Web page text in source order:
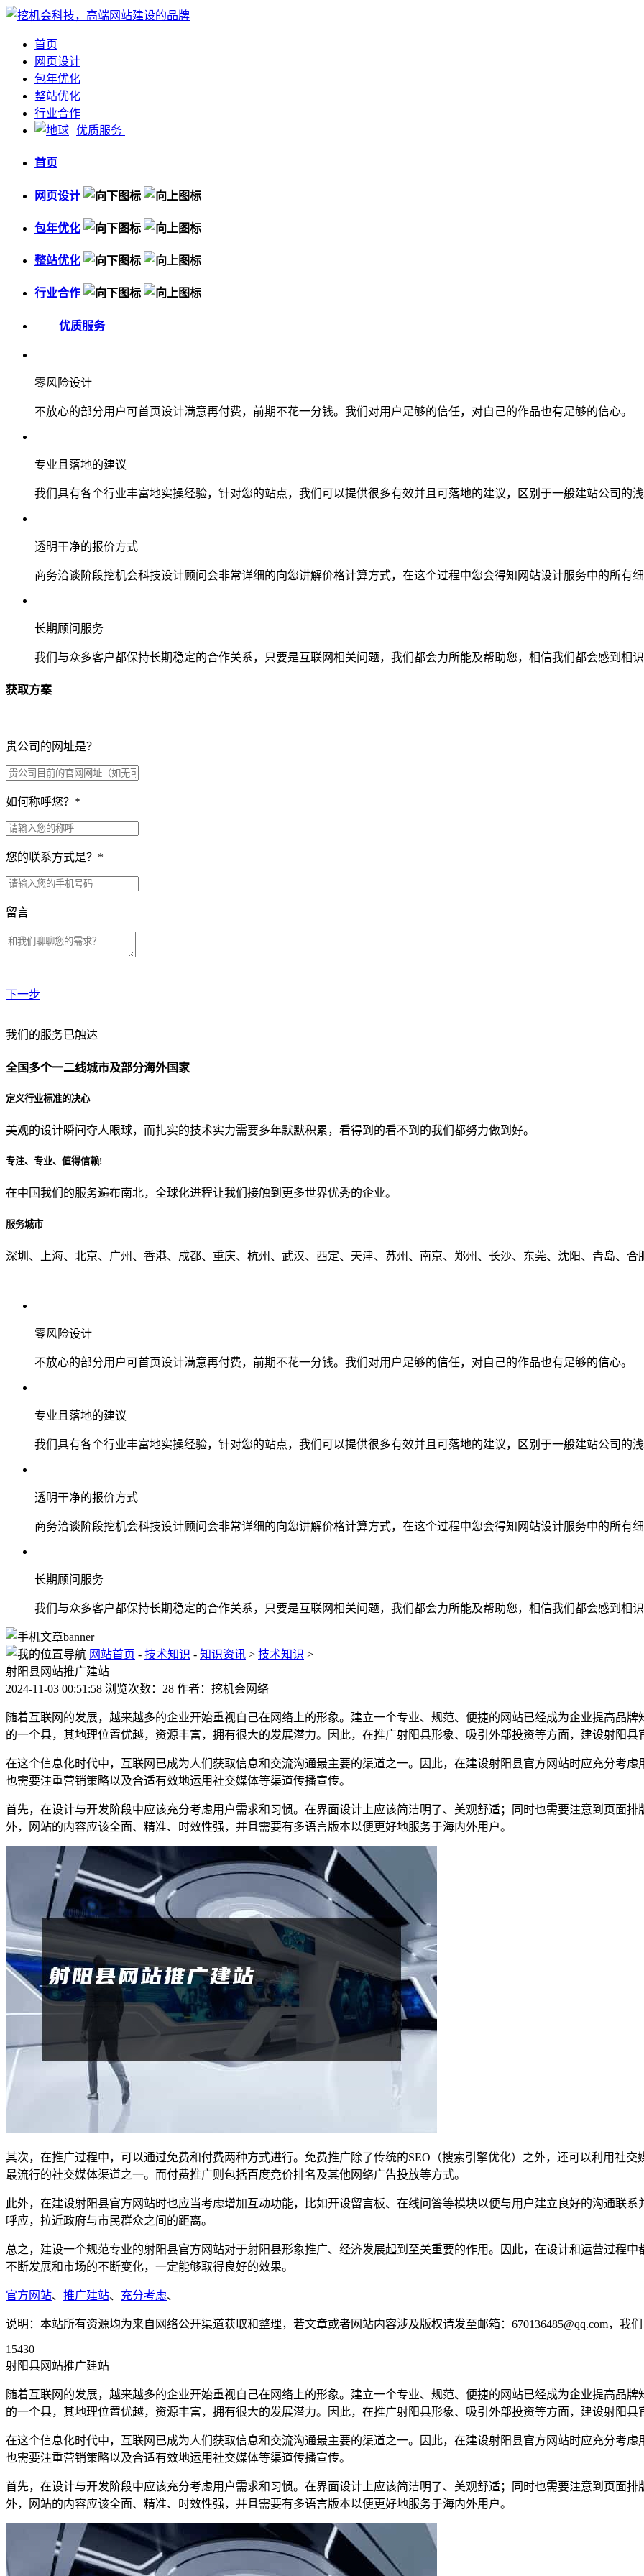
首页
网页设计
包年优化
整站优化
行业合作
优质服务
首页
网页设计
包年优化
整站优化
行业合作
优质服务
零风险设计
不放心的部分用户可首页设计满意再付费，前期不花一分钱。我们对用户足够的信任，对自己的作品也有足够的信心。
专业且落地的建议
我们具有各个行业丰富地实操经验，针对您的站点，我们可以提供很多有效并且可落地的建议，区别于一般建站公司的
透明干净的报价方式
商务洽谈阶段挖机会科技设计顾问会非常详细的向您讲解价格计算方式，在这个过程中您会得知网站设计服务中的所有
长期顾问服务
我们与众多客户都保持长期稳定的合作关系，只要是互联网相关问题，我们都会力所能及帮助您，相信我们都会感到相
获取方案
贵公司的网址是？
如何称呼您？ *
您的联系方式是？ *
留言
下一步
贵公司预算范围是？
贵公司的团队规模是？
从哪里了解到我们？
我们的服务已触达
全国多个一二线城市及部分海外国家
定义行业标准的决心
美观的设计瞬间夺人眼球，而扎实的技术实力需要多年默默积累，看得到的看不到的我们都努力做到好。
专注、专业、值得信赖!
在中国我们的服务遍布南北，全球化进程让我们接触到更多世界优秀的企业。
服务城市
深圳、上海、北京、广州、香港、成都、重庆、杭州、武汉、西定、天津、苏州、南京、郑州、长沙、东莞、沈阳、青岛、合
零风险设计
不放心的部分用户可首页设计满意再付费，前期不花一分钱。我们对用户足够的信任，对自己的作品也有足够的信心。
专业且落地的建议
我们具有各个行业丰富地实操经验，针对您的站点，我们可以提供很多有效并且可落地的建议，区别于一般建站公司的
透明干净的报价方式
商务洽谈阶段挖机会科技设计顾问会非常详细的向您讲解价格计算方式，在这个过程中您会得知网站设计服务中的所有
长期顾问服务
我们与众多客户都保持长期稳定的合作关系，只要是互联网相关问题，我们都会力所能及帮助您，相信我们都会感到相
网站首页 - 技术知识 - 知识资讯 > 技术知识 >
射阳县网站推广建站
2024-11-03 00:51:58 浏览次数：28 作者：挖机会网络
随着互联网的发展，越来越多的企业开始重视自己在网络上的形象。建立一个专业、规范、便捷的网站已经成为企业提高品
的一个县，其地理位置优越，资源丰富，拥有很大的发展潜力。因此，在推广射阳县形象、吸引外部投资等方面，建设射阳县
在这个信息化时代中，互联网已成为人们获取信息和交流沟通最主要的渠道之一。因此，在建设射阳县官方网站时应充分考
也需要注重营销策略以及合适有效地运用社交媒体等渠道传播宣传。
首先，在设计与开发阶段中应该充分考虑用户需求和习惯。在界面设计上应该简洁明了、美观舒适；同时也需要注意到页面
外，网站的内容应该全面、精准、时效性强，并且需要有多语言版本以便更好地服务于海内外用户。
其次，在推广过程中，可以通过免费和付费两种方式进行。免费推广除了传统的SEO（搜索引擎优化）之外，还可以利用社
最流行的社交媒体渠道之一。而付费推广则包括百度竞价排名及其他网络广告投放等方式。
此外，在建设射阳县官方网站时也应当考虑增加互动功能，比如开设留言板、在线问答等模块以便与用户建立良好的沟通联
呼应，拉近政府与市民群众之间的距离。
总之，建设一个规范专业的射阳县官方网站对于射阳县形象推广、经济发展起到至关重要的作用。因此，在设计和运营过程
不断发展和市场的不断变化，一定能够取得良好的效果。
官方网站、 推广建站、 充分考虑、
说明：本站所有资源均为来自网络公开渠道获取和整理，若文章或者网站内容涉及版权请发至邮箱：670136485@qq.com，我
15430
射阳县网站推广建站
随着互联网的发展，越来越多的企业开始重视自己在网络上的形象。建立一个专业、规范、便捷的网站已经成为企业提高品
的一个县，其地理位置优越，资源丰富，拥有很大的发展潜力。因此，在推广射阳县形象、吸引外部投资等方面，建设射阳县
在这个信息化时代中，互联网已成为人们获取信息和交流沟通最主要的渠道之一。因此，在建设射阳县官方网站时应充分考
也需要注重营销策略以及合适有效地运用社交媒体等渠道传播宣传。
首先，在设计与开发阶段中应该充分考虑用户需求和习惯。在界面设计上应该简洁明了、美观舒适；同时也需要注意到页面
外，网站的内容应该全面、精准、时效性强，并且需要有多语言版本以便更好地服务于海内外用户。